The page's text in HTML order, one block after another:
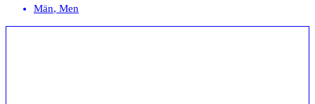
Män, Men